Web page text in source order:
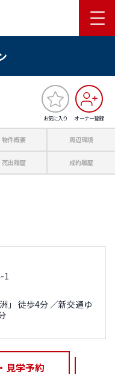
お気に入り オーナー登録
物件概要 周辺環境
売出履歴 成約履歴
1
」 徒歩4分 ／新交通ゆ
見学予約